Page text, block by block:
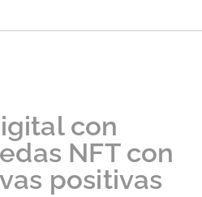
con
NFT con
positivas